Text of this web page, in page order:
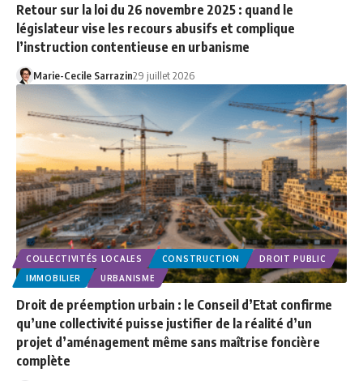
Retour sur la loi du 26 novembre 2025 : quand le
législateur vise les recours abusifs et complique
l’instruction contentieuse en urbanisme
Marie-Cecile Sarrazin29 juillet 2026
COLLECTIVITÉS LOCALES CONSTRUCTION
DROIT PUBLIC
IMMOBILIER
URBANISME
Droit de préemption urbain : le Conseil d’Etat confirme
qu’une collectivité puisse justifier de la réalité d’un
projet d’aménagement même sans maîtrise foncière
complète